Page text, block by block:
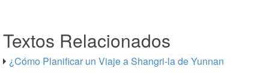
Textos Relacionados
¿Cómo Planificar un Viaje a Shangri-la de Yunnan